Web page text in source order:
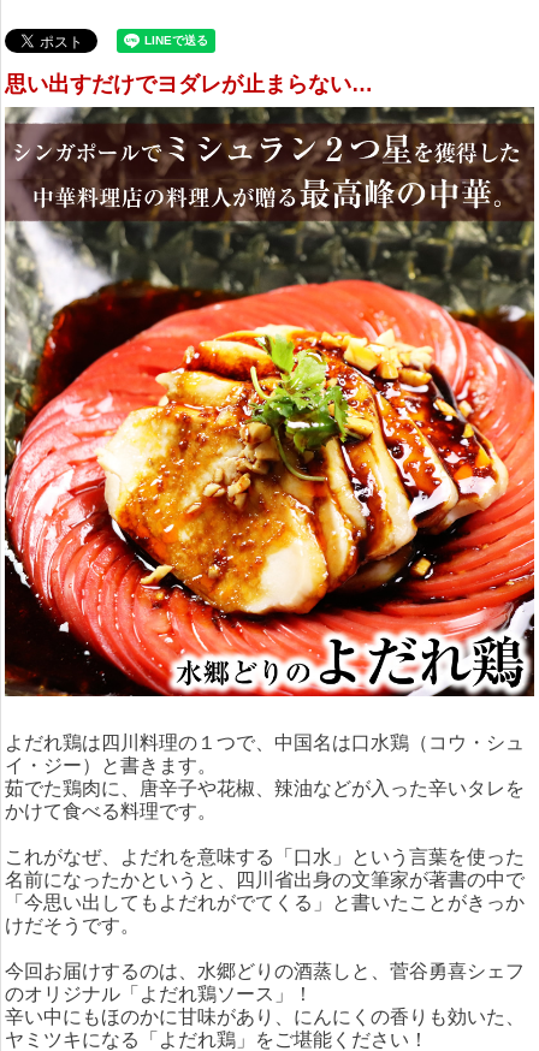
思い出すだけでヨダレが止まらない…
よだれ鶏は四川料理の１つで、中国名は口水鶏（コウ・シュ
イ・ジー）と書きます。
茹でた鶏肉に、唐辛子や花椒、辣油などが入った辛いタレを
かけて食べる料理です。
これがなぜ、よだれを意味する「口水」という言葉を使った
名前になったかというと、四川省出身の文筆家が著書の中で
「今思い出してもよだれがでてくる」と書いたことがきっか
けだそうです。
今回お届けするのは、水郷どりの酒蒸しと、菅谷勇喜シェフ
のオリジナル「よだれ鶏ソース」！
辛い中にもほのかに甘味があり、にんにくの香りも効いた、
ヤミツキになる「よだれ鶏」をご堪能ください！